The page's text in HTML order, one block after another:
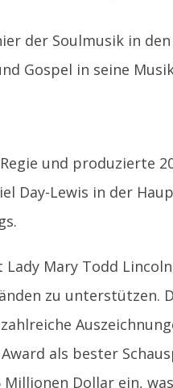
der Soulmusik in
Gospel in seine
und produzierte
Day-Lewis in der
Lady Mary Todd
zu unterstützen.
als bester
Millionen Dollar ein,